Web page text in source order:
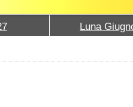
Luna